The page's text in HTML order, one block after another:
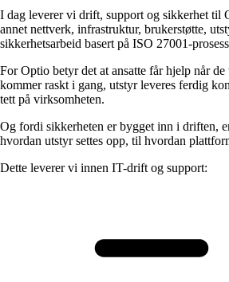
I dag leverer vi drift, support og sikkerhet til
annet nettverk, infrastruktur, brukerstøtte,
sikkerhetsarbeid basert på ISO 27001-
For Optio betyr det at ansatte får hjelp når de
kommer raskt i gang, utstyr leveres ferdig
tett på virksomheten.
Og fordi sikkerheten er bygget inn i driften,
hvordan utstyr settes opp, til hvordan
Dette leverer vi innen IT-drift og support: